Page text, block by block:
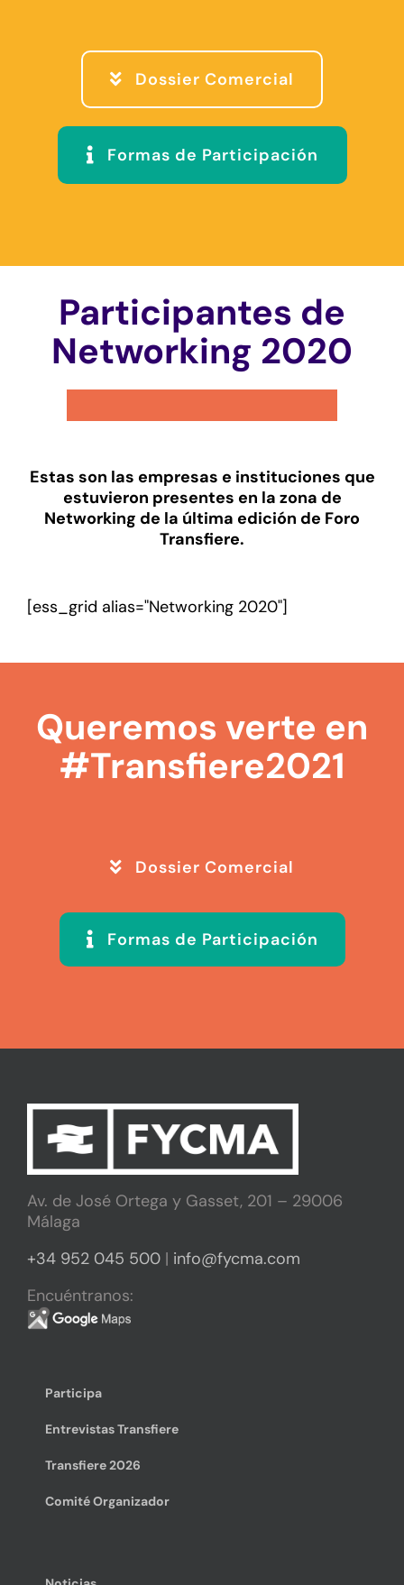
Dossier Comercial
Formas de Participación
Participantes de
Networking 2020
Estas son las empresas e instituciones que
estuvieron presentes en la zona de
Networking de la última edición de Foro
Transfiere.
[ess_grid alias="Networking 2020"]
Queremos verte en
#Transfiere2021
Dossier Comercial
Formas de Participación
Av. de José Ortega y Gasset, 201 – 29006
Málaga
+34 952 045 500 | info@fycma.com
Encuéntranos:
Participa
Entrevistas Transfiere
Transfiere 2026
Comité Organizador